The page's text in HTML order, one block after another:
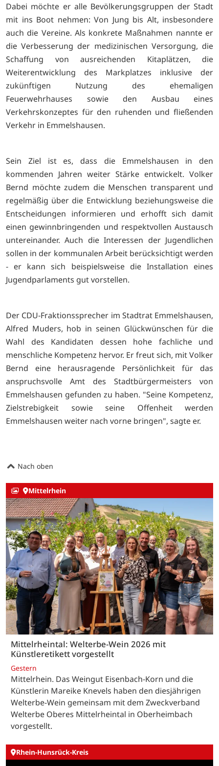
Dabei möchte er alle Bevölkerungsgruppen der Stadt
mit ins Boot nehmen: Von Jung bis Alt, insbesondere
auch die Vereine. Als konkrete Maßnahmen nannte er
die Verbesserung der medizinischen Versorgung, die
Schaffung von ausreichenden Kitaplätzen, die
Weiterentwicklung des Markplatzes inklusive der
zukünftigen Nutzung des ehemaligen
Feuerwehrhauses sowie den Ausbau eines
Verkehrskonzeptes für den ruhenden und fließenden
Verkehr in Emmelshausen.
Sein Ziel ist es, dass die Emmelshausen in den
kommenden Jahren weiter Stärke entwickelt. Volker
Bernd möchte zudem die Menschen transparent und
regelmäßig über die Entwicklung beziehungsweise die
Entscheidungen informieren und erhofft sich damit
einen gewinnbringenden und respektvollen Austausch
untereinander. Auch die Interessen der Jugendlichen
sollen in der kommunalen Arbeit berücksichtigt werden
- er kann sich beispielsweise die Installation eines
Jugendparlaments gut vorstellen.
Der CDU-Fraktionssprecher im Stadtrat Emmelshausen,
Alfred Muders, hob in seinen Glückwünschen für die
Wahl des Kandidaten dessen hohe fachliche und
menschliche Kompetenz hervor. Er freut sich, mit Volker
Bernd eine herausragende Persönlichkeit für das
anspruchsvolle Amt des Stadtbürgermeisters von
Emmelshausen gefunden zu haben. "Seine Kompetenz,
Zielstrebigkeit sowie seine Offenheit werden
Emmelshausen weiter nach vorne bringen", sagte er.
Nach oben
Mittelrhein
Mittelrheintal: Welterbe-Wein 2026 mit
Künstleretikett vorgestellt
Gestern
Mittelrhein. Das Weingut Eisenbach-Korn und die
Künstlerin Mareike Knevels haben den diesjährigen
Welterbe-Wein gemeinsam mit dem Zweckverband
Welterbe Oberes Mittelrheintal in Oberheimbach
vorgestellt.
Rhein-Hunsrück-Kreis